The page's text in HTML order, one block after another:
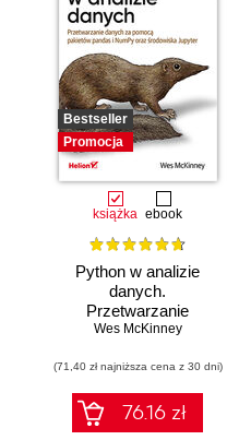
Bestseller
Promocja
książka ebook
Python w analizie
danych.
Przetwarzanie
danych za pomocą
NumPy oraz
środowiska
Jupyter. Wydanie
III
Wes McKinney
(71,40 zł najniższa cena z 30 dni)
76.16 zł